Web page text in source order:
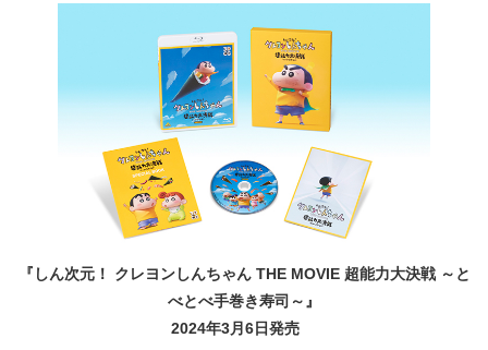
『しん次元！ クレヨンしんちゃん THE MOVIE 超能力大決戦 ～と
べとべ手巻き寿司～』
2024年3月6日発売